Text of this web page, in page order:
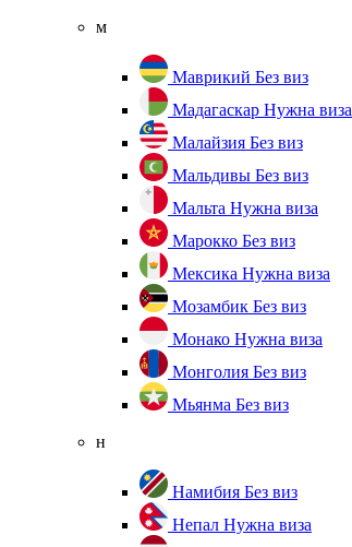
м
Маврикий Без виз
Мадагаскар Нужна виза
Малайзия Без виз
Мальдивы Без виз
Мальта Нужна виза
Марокко Без виз
Мексика Нужна виза
Мозамбик Без виз
Монако Нужна виза
Монголия Без виз
Мьянма Без виз
н
Намибия Без виз
Непал Нужна виза